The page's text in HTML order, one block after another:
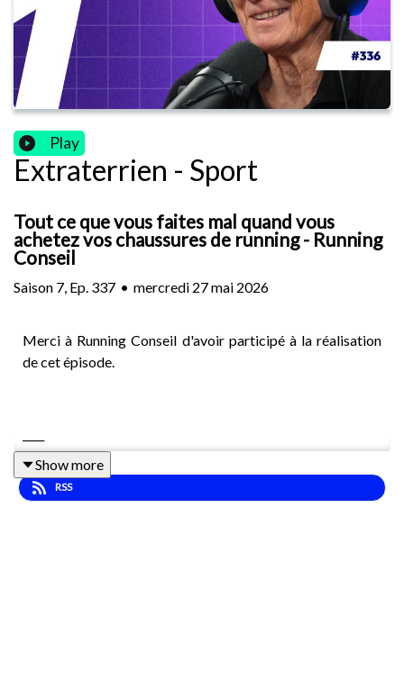
Play
Extraterrien - Sport
Tout ce que vous faites mal quand vous
achetez vos chaussures de running - Running
Conseil
Saison 7 Ep. 337 • mercredi 27 mai 2026
Merci à Running Conseil d'avoir participé à la réalisation
de cet épisode.
Vous entrez dans un magasin de running pour acheter une
Show more
RSS